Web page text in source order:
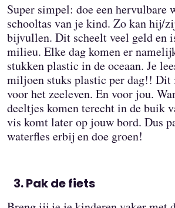
Super simpel: doe een hervulbare
schooltas van je kind. Zo kan hij/
bijvullen. Dit scheelt veel geld en
milieu. Elke dag komen er
stukken plastic in de oceaan. Je
miljoen stuks plastic per dag!! Dit
voor het zeeleven. En voor jou.
deeltjes komen terecht in de buik
vis komt later op jouw bord. Dus
waterfles erbij en doe groen!
Pak de fiets